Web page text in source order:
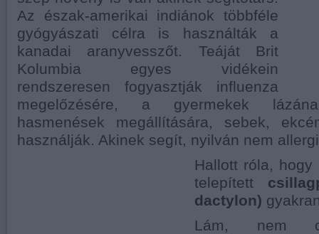
Az észak-amerikai indiánok többféle
gyógyászati célra is használták a
kanadai aranyvesszőt. Teáját Brit
Kolumbia egyes vidékein
rendszeresen fogyasztják influenza
megelőzésére, a gyermekek
hasmenések megállítására, sebek,
használják. Akinek segít, nyilván nem
Hallott róla, hogy
telepített
dactylon)
Lám, nem